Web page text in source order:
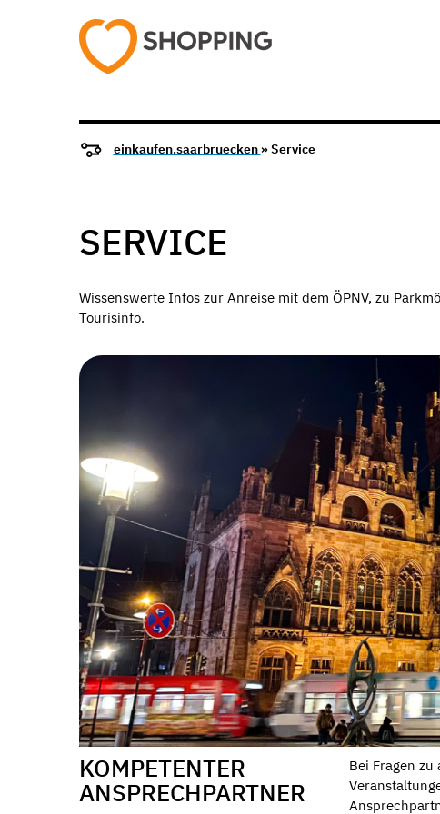
einkaufen.saarbruecken » Service
SERVICE
Wissenswerte Infos zur Anreise mit dem ÖPNV, zu
Tourisinfo.
KOMPETENTER
ANSPRECHPARTNER
Bei Fragen